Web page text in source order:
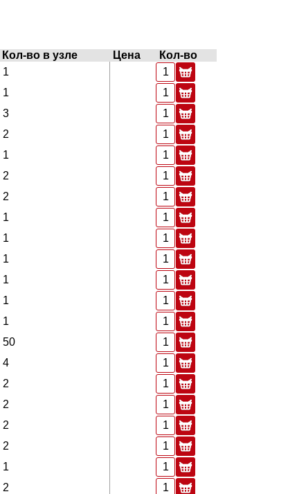
Кол-во в узле Цена
Кол-во
1
1
3
2
1
2
2
1
1
1
1
1
1
50
4
2
2
2
2
1
2